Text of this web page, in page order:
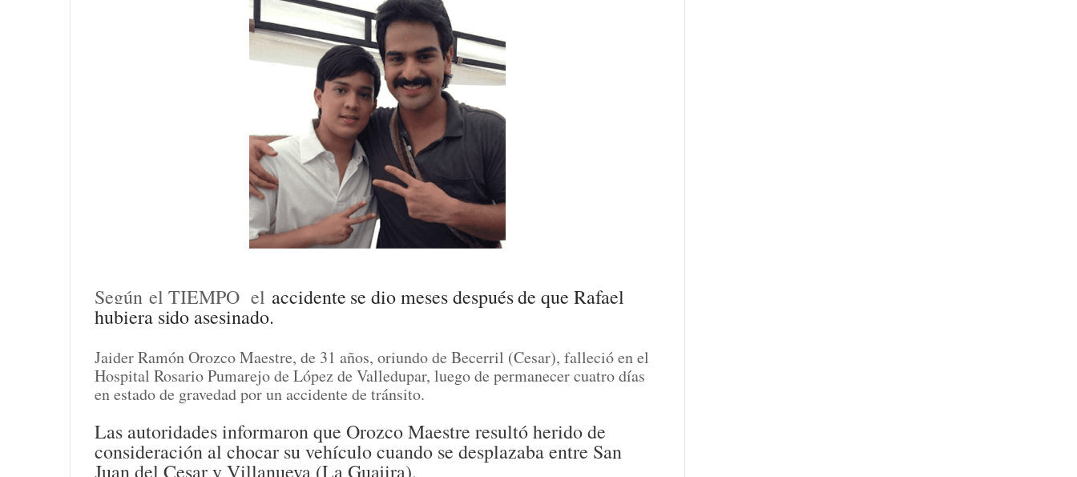
Según el TIEMPO el accidente se dio meses después de que Rafael
hubiera sido asesinado.
Jaider Ramón Orozco Maestre, de 31 años, oriundo de Becerril (Cesar), falleció en el
Hospital Rosario Pumarejo de López de Valledupar, luego de permanecer cuatro días
en estado de gravedad por un accidente de tránsito.
Las autoridades informaron que Orozco Maestre resultó herido de
consideración al chocar su vehículo cuando se desplazaba entre San
Juan del Cesar y Villanueva (La Guajira).